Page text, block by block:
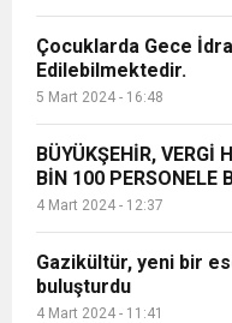
Çocuklarda Gece
Edilebilmektedir.
5 Mart 2024 - 16:48
BÜYÜKŞEHİR, VERGİ
BİN 100 PERSONELE
4 Mart 2024 - 12:37
Gazikültür, yeni bir
buluşturdu
4 Mart 2024 - 11:41